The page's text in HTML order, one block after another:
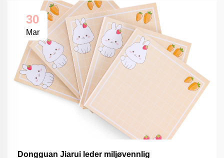
30
Mar
Dongguan Jiarui leder miljøvennlig